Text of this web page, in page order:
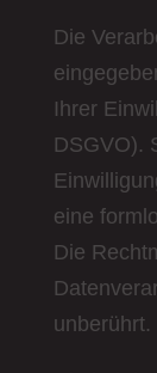
Die
Ihrer
DSGVO).
eine
Die
unberührt.